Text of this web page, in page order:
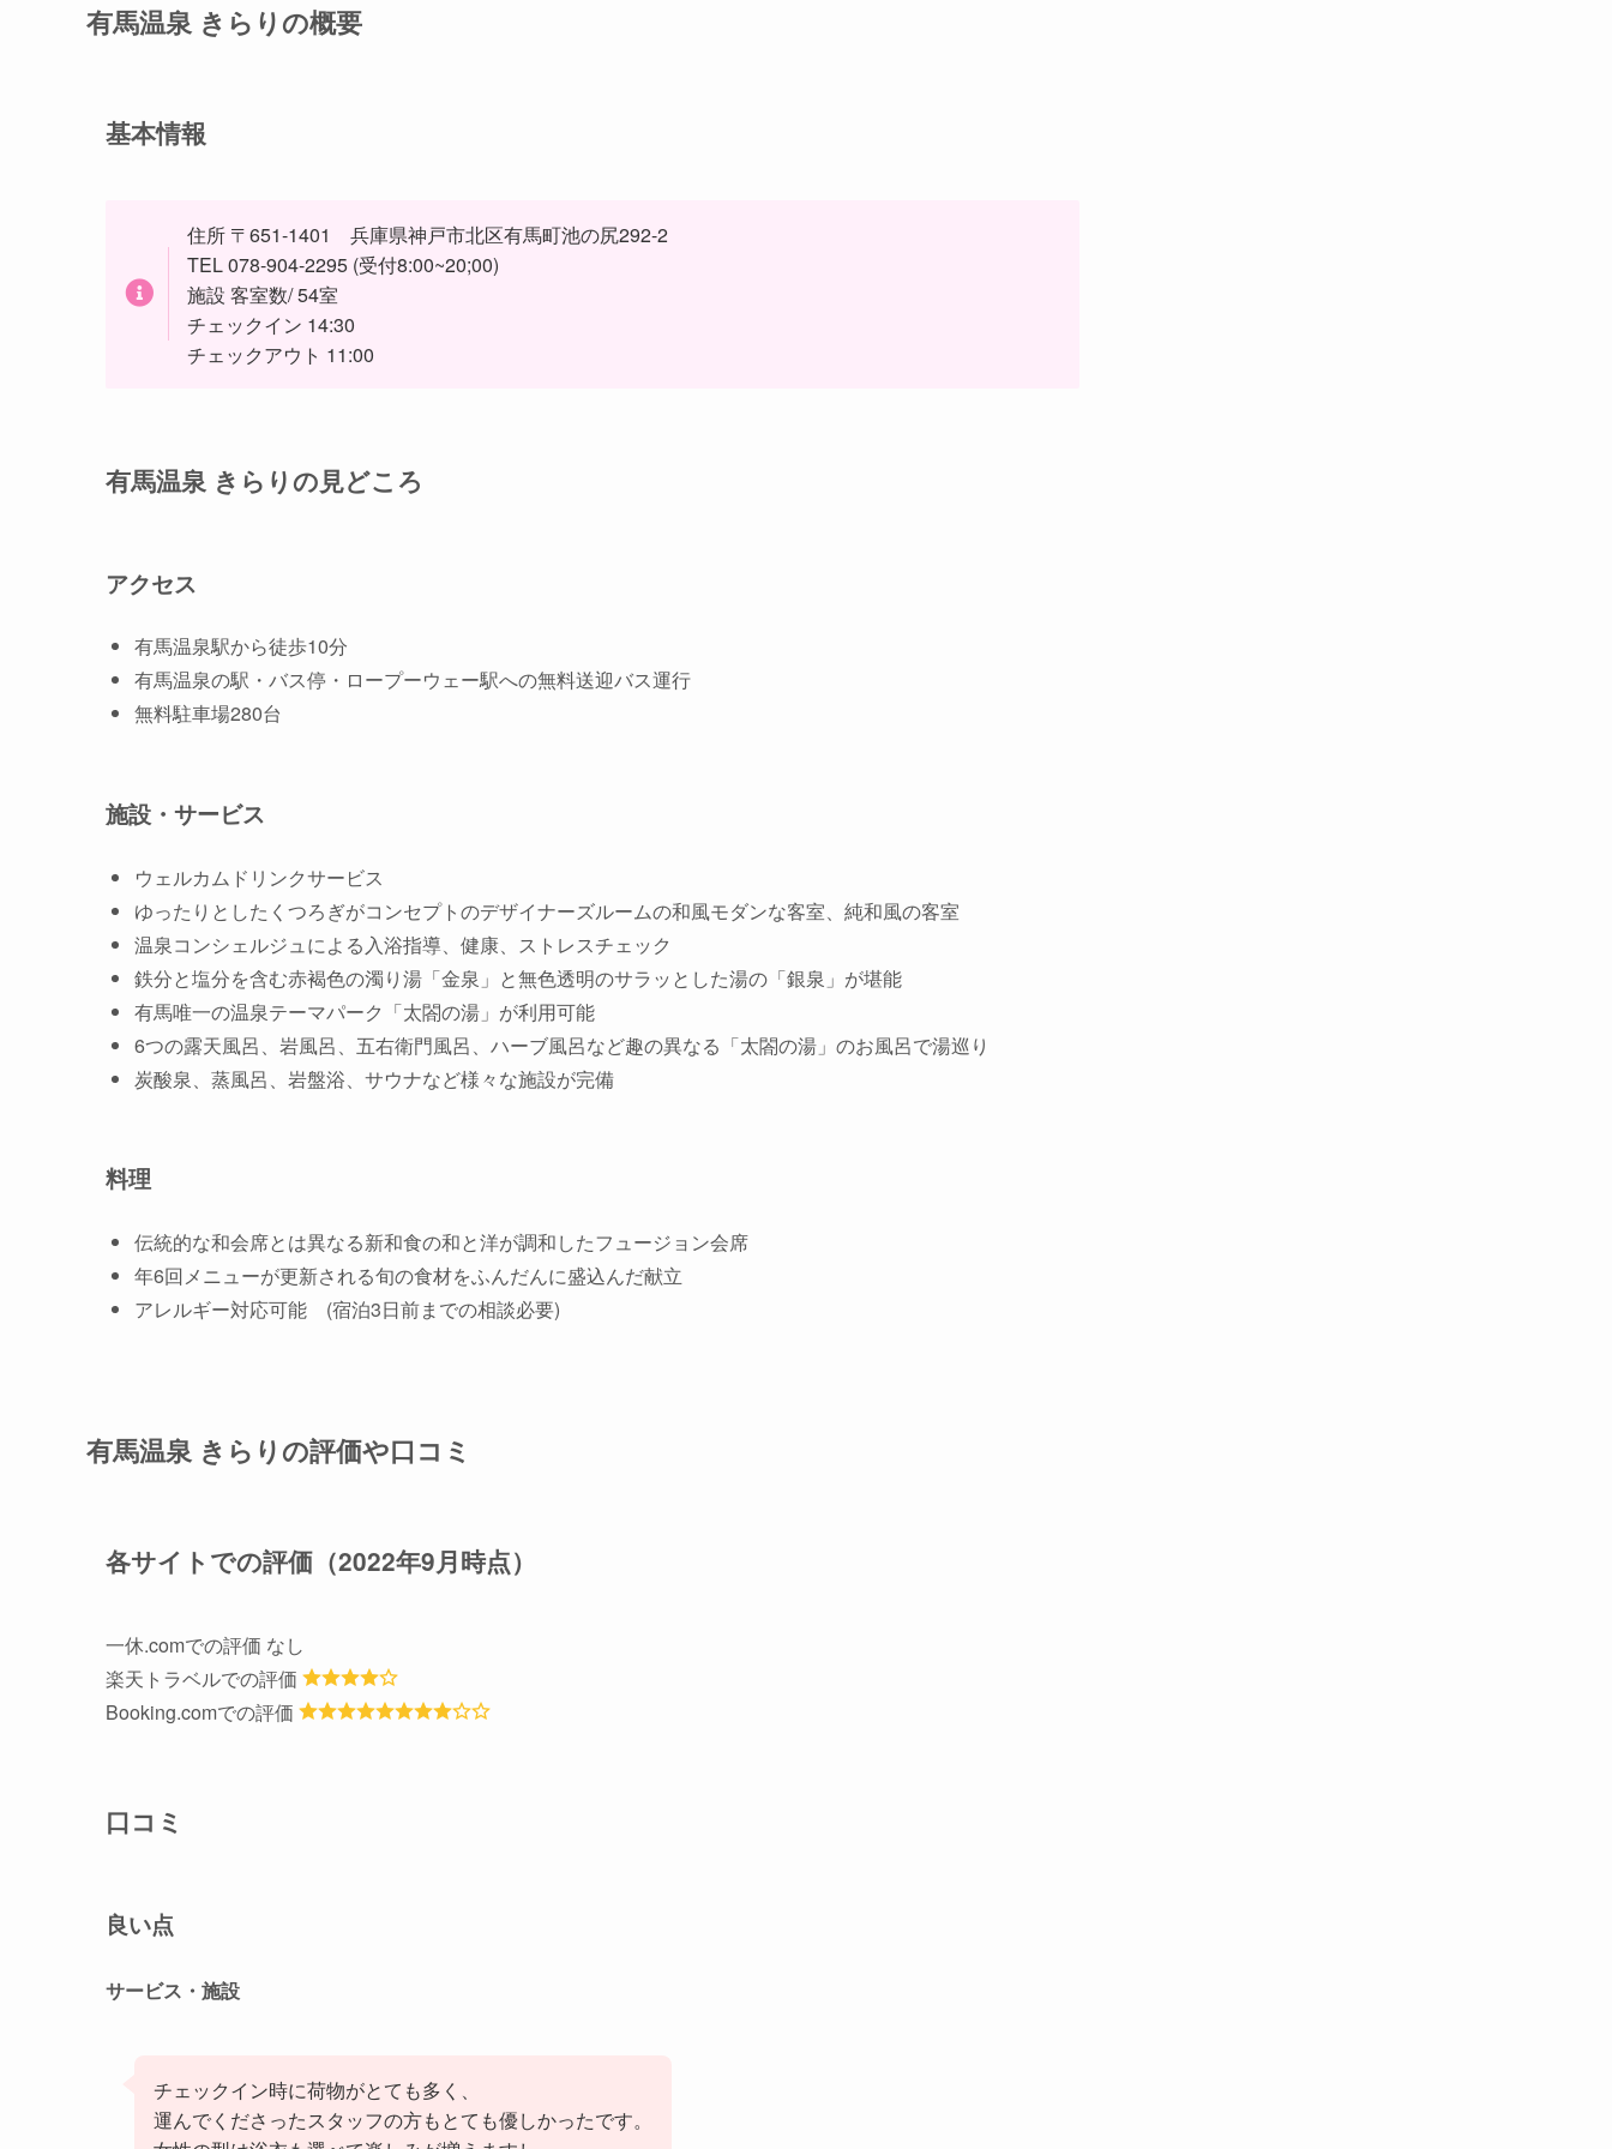
有馬温泉 きらりの概要
基本情報
住所 〒651-1401 兵庫県神戸市北区有馬町池の尻292-2
TEL 078-904-2295 (受付8:00~20;00)
施設 客室数/ 54室
チェックイン 14:30
チェックアウト 11:00
有馬温泉 きらりの見どころ
アクセス
有馬温泉駅から徒歩10分
有馬温泉の駅・バス停・ロープーウェー駅への無料送迎バス運行
無料駐車場280台
施設・サービス
ウェルカムドリンクサービス
ゆったりとしたくつろぎがコンセプトのデザイナーズルームの和風モダンな客室、純和風の客室
温泉コンシェルジュによる入浴指導、健康、ストレスチェック
鉄分と塩分を含む赤褐色の濁り湯「金泉」と無色透明のサラッとした湯の「銀泉」が堪能
有馬唯一の温泉テーマパーク「太閤の湯」が利用可能
6つの露天風呂、岩風呂、五右衛門風呂、ハーブ風呂など趣の異なる「太閤の湯」のお風呂で湯巡り
炭酸泉、蒸風呂、岩盤浴、サウナなど様々な施設が完備
料理
伝統的な和会席とは異なる新和食の和と洋が調和したフュージョン会席
年6回メニューが更新される旬の食材をふんだんに盛込んだ献立
アレルギー対応可能 (宿泊3日前までの相談必要)
有馬温泉 きらりの評価や口コミ
各サイトでの評価（2022年9月時点）
一休.comでの評価 なし
楽天トラベルでの評価
Booking.comでの評価
口コミ
良い点
サービス・施設
チェックイン時に荷物がとても多く、
運んでくださったスタッフの方もとても優しかったです。